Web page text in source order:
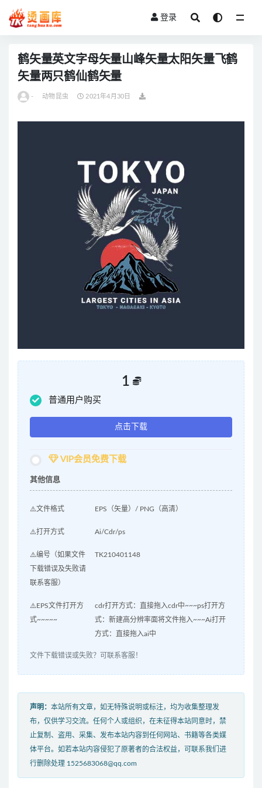
登录
鹤矢量英文字母矢量山峰矢量太阳矢量飞鹤
矢量两只鹤仙鹤矢量
- 动物昆虫 2021年4月30日
1
普通用户购买
点击下载
VIP会员免费下载
其他信息
⚠️文件格式 EPS（矢量）/ PNG（高清）
⚠️打开方式 Ai/Cdr/ps
⚠️编号（如果文件
下载错误及失败请
联系客服）
TK210401148
⚠️EPS文件打开方
式~~~~~
cdr打开方式：直接拖入cdr中~~~ps打开方
式：新建高分辨率面将文件拖入~~~Ai打开
方式：直接拖入ai中
文件下载错误或失败？可联系客服！
声明： 本站所有文章，如无特殊说明或标注，均为收集整理发
布，仅供学习交流。任何个人或组织，在未征得本站同意时，禁
止复制、盗用、采集、发布本站内容到任何网站、书籍等各类媒
体平台。如若本站内容侵犯了原著者的合法权益，可联系我们进
行删除处理 1525683068@qq.com